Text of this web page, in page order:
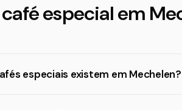
especial em
especiais existem em Mechelen?